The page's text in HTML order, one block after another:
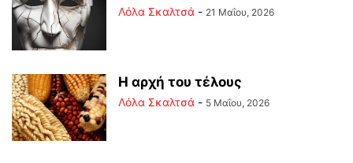
Λόλα Σκαλτσά - 21 Μαΐου, 2026
Η αρχή του τέλους
Λόλα Σκαλτσά - 5 Μαΐου, 2026